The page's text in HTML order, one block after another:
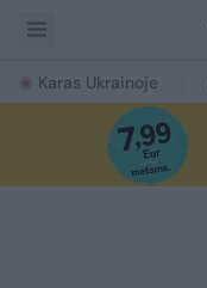
Karas Ukrainoje